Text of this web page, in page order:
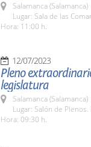
Salamanca (Salamanca)
Lugar: Sala de las
Hora: 11:00 h.
12/07/2023
Pleno
legislatura
Salamanca (Salamanca)
Lugar: Salón de
Hora: 09:30 h.